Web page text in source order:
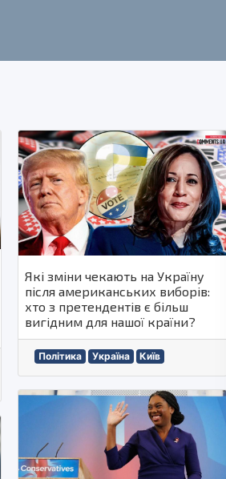
Які зміни чекають на Україну
після американських виборів:
хто з претендентів є більш
вигідним для нашої країни?
Політика Україна Київ